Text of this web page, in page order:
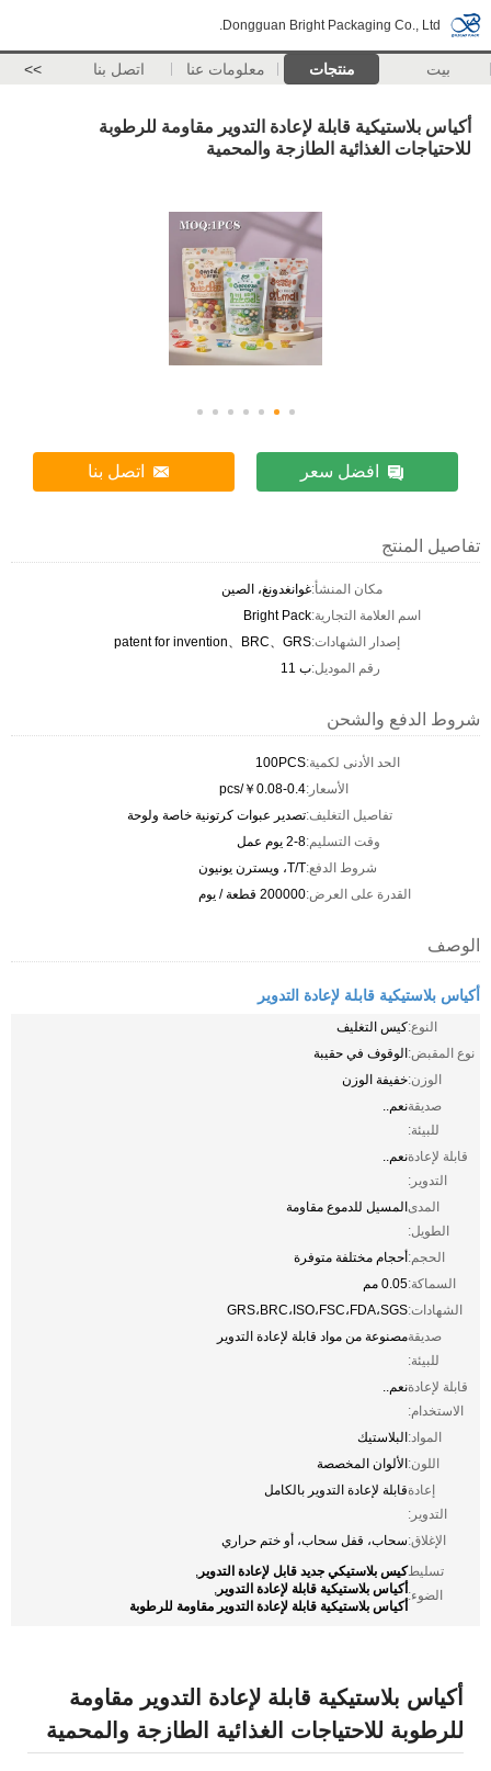
Dongguan Bright Packaging Co., Ltd.
بيت منتجات معلومات عنا اتصل بنا >>
أكياس بلاستيكية قابلة لإعادة التدوير مقاومة للرطوبة
للاحتياجات الغذائية الطازجة والمحمية
افضل سعر اتصل بنا
تفاصيل المنتج
مكان المنشأ:غوانغدونغ، الصين
اسم العلامة التجارية:Bright Pack
إصدار الشهادات:patent for invention、BRC、GRS
رقم الموديل:ب 11
شروط الدفع والشحن
الحد الأدنى لكمية:100PCS
الأسعار:￥0.08-0.4/pcs
تفاصيل التغليف:تصدير عبوات كرتونية خاصة ولوحة
وقت التسليم:2-8 يوم عمل
شروط الدفع:T/T، ويسترن يونيون
القدرة على العرض:200000 قطعة / يوم
الوصف
أكياس بلاستيكية قابلة لإعادة التدوير
النوع:كيس التغليف
نوع المقبض:الوقوف في حقيبة
الوزن:خفيفة الوزن
صديقة
للبيئة:
نعم..
قابلة لإعادة
التدوير:
نعم..
المدى
الطويل:
المسيل للدموع مقاومة
الحجم:أحجام مختلفة متوفرة
السماكة:0.05 مم
الشهادات:GRS،BRC،ISO،FSC،FDA،SGS
صديقة
للبيئة:
مصنوعة من مواد قابلة لإعادة التدوير
قابلة لإعادة
الاستخدام:
نعم..
المواد:البلاستيك
اللون:الألوان المخصصة
إعادة
التدوير:
قابلة لإعادة التدوير بالكامل
الإغلاق:سحاب، قفل سحاب، أو ختم حراري
تسليط
الضوء:
كيس بلاستيكي جديد قابل لإعادة التدوير ,
أكياس بلاستيكية قابلة لإعادة التدوير ,
أكياس بلاستيكية قابلة لإعادة التدوير مقاومة للرطوبة
أكياس بلاستيكية قابلة لإعادة التدوير مقاومة
للرطوبة للاحتياجات الغذائية الطازجة والمحمية